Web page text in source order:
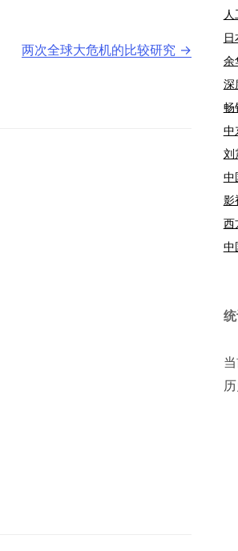
两次全球大危机的比较研究 →
日
余
深
畅
中
刘
中
影
西
中